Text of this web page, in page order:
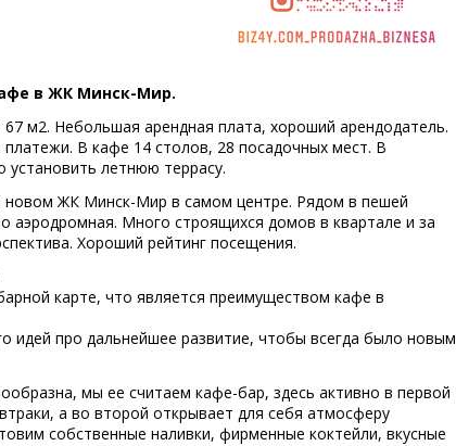
в ЖК Минск-Мир.
м2. Небольшая арендная плата, хороший арендодатель.
В кафе 14 столов, 28 посадочных мест. В
установить летнюю террасу.
новом ЖК Минск-Мир в самом центре. Рядом в пешей
аэродромная. Много строящихся домов в квартале и за
Хороший рейтинг посещения.
карте, что является преимуществом кафе в
идей про дальнейшее развитие, чтобы всегда было новым
мы ее считаем кафе-бар, здесь активно в первой
а во второй открывает для себя атмосферу
собственные наливки, фирменные коктейли, вкусные